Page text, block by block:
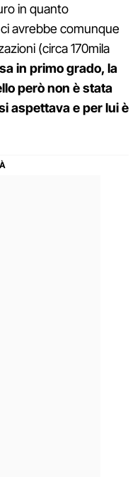
in quanto
avrebbe comunque
(circa 170mila
in primo grado, la
però non è stata
aspettava e per lui è